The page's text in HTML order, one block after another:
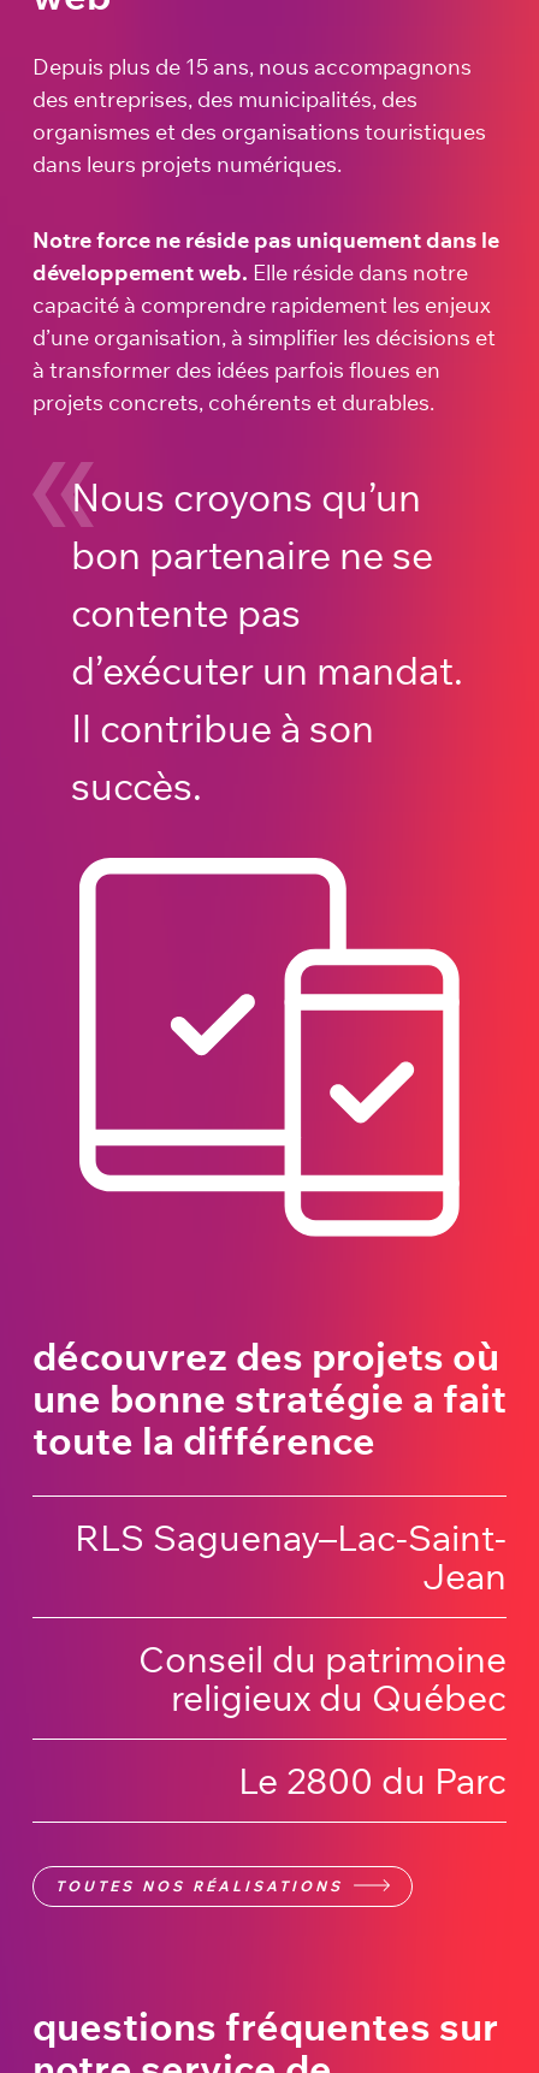
Depuis plus de 15 ans, nous accompagnons
des entreprises, des municipalités, des
organismes et des organisations touristiques
dans leurs projets numériques.
Notre force ne réside pas uniquement dans le
développement web. Elle réside dans notre
capacité à comprendre rapidement les enjeux
d’une organisation, à simplifier les décisions et
à transformer des idées parfois floues en
projets concrets, cohérents et durables.
Nous croyons qu’un
bon partenaire ne se
contente pas
d’exécuter un mandat.
Il contribue à son
succès.
découvrez des projets où
une bonne stratégie a fait
toute la différence
RLS Saguenay–Lac-Saint-
Jean
Conseil du patrimoine
religieux du Québec
Le 2800 du Parc
TOUTES NOS RÉALISATIONS
questions fréquentes sur